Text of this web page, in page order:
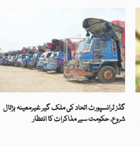
گڈز ٹرانسپورٹ اتحاد کی ملک گیر غیرمعینہ ہڑتال
شروع، حکومت سے مذاکرات کا انتظار